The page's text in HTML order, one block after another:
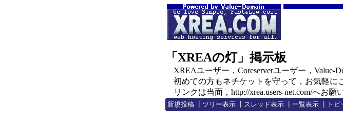
「XREAの灯」掲示板
XREAユーザー，Coreserverユーザー，Value-
初めての方もネチケットを守って，お気軽に
リンクは当面，http://xrea.users-net.com/へお願
新規投稿 ツリー表示 スレッド表示 一覧表示 ト